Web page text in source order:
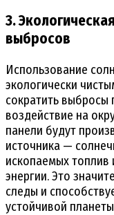
3.
выбросов
Использование
экологически
сократить выбросы
воздействие на
панели будут
источника —
ископаемых топлив
энергии. Это
следы и
устойчивой